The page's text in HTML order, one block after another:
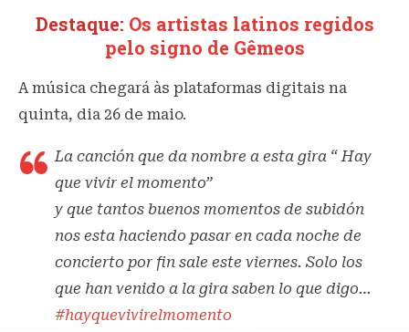
Destaque: Os artistas latinos regidos
pelo signo de Gêmeos
A música chegará às plataformas digitais na
quinta, dia 26 de maio.
La canción que da nombre a esta gira “ Hay
que vivir el momento”
y que tantos buenos momentos de subidón
nos esta haciendo pasar en cada noche de
concierto por fin sale este viernes. Solo los
que han venido a la gira saben lo que digo…
#hayquevivirelmomento